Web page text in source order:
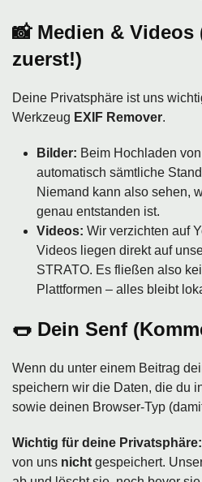
📸 Medien & Videos
zuerst!)
Deine Privatsphäre ist uns
Werkzeug EXIF Remover.
Bilder: Beim Hochladen
automatisch sämtliche
Niemand kann also sehen,
genau entstanden ist.
Videos: Wir verzichten auf
Videos liegen direkt auf
STRATO. Es fließen also
Plattformen – alles bleibt
🌭 Dein Senf
Wenn du unter einem Beitrag
speichern wir die Daten, die du
sowie deinen Browser-Typ
Wichtig für deine Privatsphäre:
von uns nicht gespeichert.